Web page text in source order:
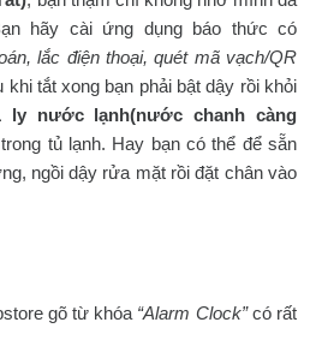
hãy cài ứng dụng báo thức có
lắc điện thoại, quét mã vạch/QR
tắt xong bạn phải bật dậy rồi khỏi
ly nước lạnh(nước chanh càng
tủ lạnh. Hay bạn có thể để sẵn
ngồi dậy rửa mặt rồi đặt chân vào
gõ từ khóa “Alarm Clock”có rất